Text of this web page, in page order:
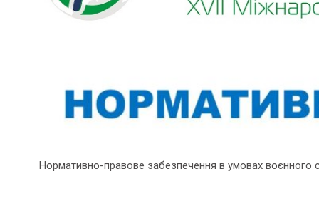
Нормативно-правове забезпечення в умовах воєнного